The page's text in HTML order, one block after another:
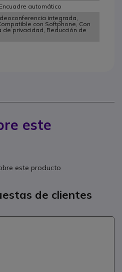
Encuadre automático
integrada,
con Softphone, Con
de privacidad, Reducción de
este
este producto
de clientes